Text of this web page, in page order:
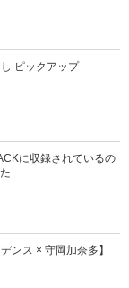
ピックアップ
に収録されているの
ンス × 守岡加奈多】